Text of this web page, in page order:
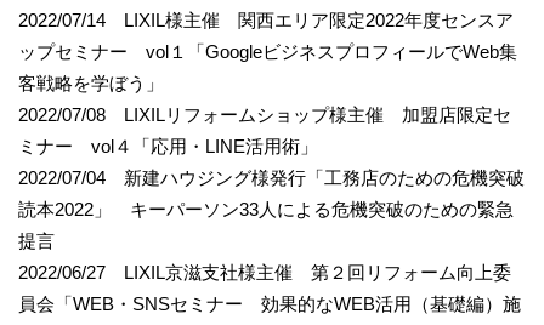
2022/07/14 LIXIL様主催 関西エリア限定2022年度センスア
ップセミナー vol１「GoogleビジネスプロフィールでWeb集
客戦略を学ぼう」
2022/07/08 LIXILリフォームショップ様主催 加盟店限定セ
ミナー vol４「応用・LINE活用術」
2022/07/04 新建ハウジング様発行「工務店のための危機突破
読本2022」 キーパーソン33人による危機突破のための緊急
提言
2022/06/27 LIXIL京滋支社様主催 第２回リフォーム向上委
員会「WEB・SNSセミナー 効果的なWEB活用（基礎編）施